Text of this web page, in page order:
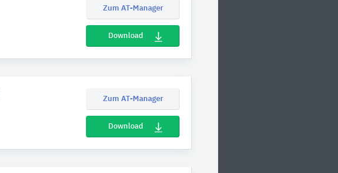
Zum AT-Manager
Download
Zum AT-Manager
Download